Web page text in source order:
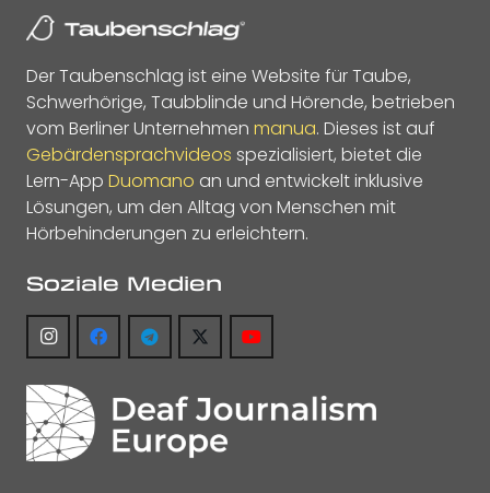
Der Taubenschlag ist eine Website für Taube,
Schwerhörige, Taubblinde und Hörende, betrieben
vom Berliner Unternehmen manua. Dieses ist auf
Gebärdensprachvideos spezialisiert, bietet die
Lern-App Duomano an und entwickelt inklusive
Lösungen, um den Alltag von Menschen mit
Hörbehinderungen zu erleichtern.
Soziale Medien